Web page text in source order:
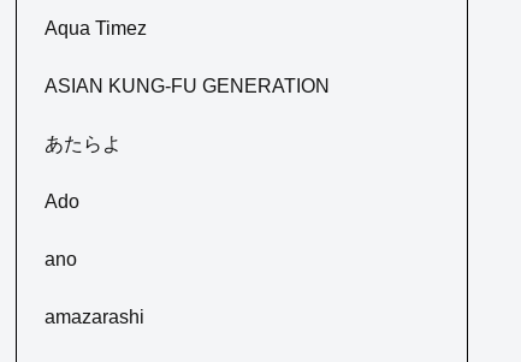
Aqua Timez
ASIAN KUNG-FU GENERATION
あたらよ
Ado
ano
amazarashi